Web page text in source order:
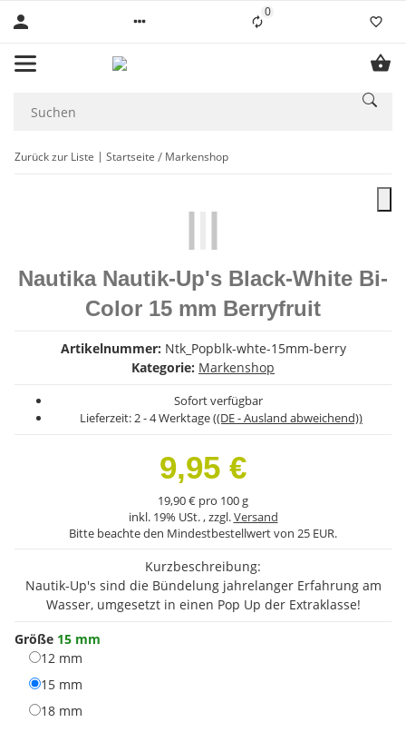
0Liste ist leer
Zurück zur Liste Startseite Markenshop
Nautika Nautik-Up's Black-White Bi-
Color 15 mm Berryfruit
Artikelnummer: Ntk_Popblk-whte-15mm-berry
Kategorie: Markenshop
Sofort verfügbar
Lieferzeit:2 - 4 Werktage((DE - Ausland abweichend))
9,95 €
19,90 € pro 100 g
inkl. 19% USt. , zzgl.Versand
Bitte beachte den Mindestbestellwert von 25 EUR.
Kurzbeschreibung:
Nautik-Up's sind die Bündelung jahrelanger Erfahrung am
Wasser, umgesetzt in einen Pop Up der Extraklasse!
Größe 15 mm
12 mm
15 mm
18 mm